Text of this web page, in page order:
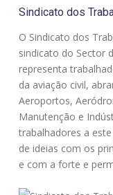
Sindicato dos
O Sindicato dos
sindicato do Sector
representa
da aviação civil,
Aeroportos,
Manutenção e
trabalhadores a
de ideias com os
e com a forte e